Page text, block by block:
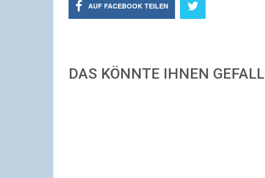
AUF FACEBOOK TEILEN
DAS KÖNNTE IHNEN